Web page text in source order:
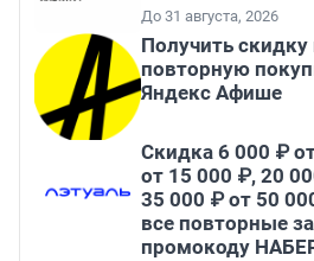
До 31 августа, 2026
Получить
повторную
Яндекс Афише
Скидка 6 000 ₽
от 15 000 ₽, 20
35 000 ₽ от 50
все повторные
промокоду